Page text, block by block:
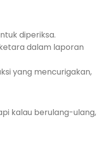
diperiksa.
dalam laporan
yang mencurigakan,
kalau berulang-ulang,